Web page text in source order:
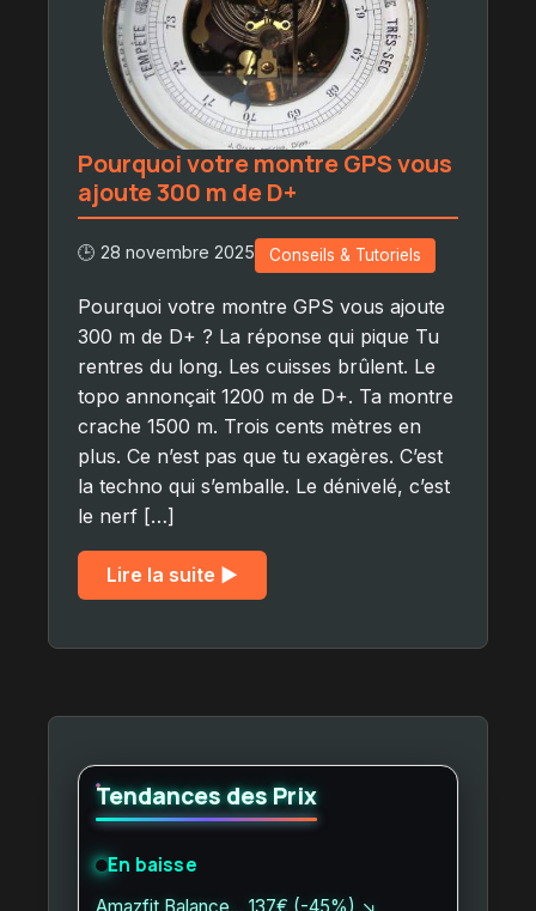
Pourquoi votre montre GPS vous
ajoute 300 m de D+
🕒 28 novembre 2025 Conseils & Tutoriels
Pourquoi votre montre GPS vous ajoute
300 m de D+ ? La réponse qui pique Tu
rentres du long. Les cuisses brûlent. Le
topo annonçait 1200 m de D+. Ta montre
crache 1500 m. Trois cents mètres en
plus. Ce n’est pas que tu exagères. C’est
la techno qui s’emballe. Le dénivelé, c’est
le nerf […]
Lire la suite ▶︎
Tendances des Prix
En baisse